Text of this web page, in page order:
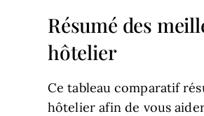
Résumé des
hôtelier
Ce tableau comparatif
hôtelier afin de vous